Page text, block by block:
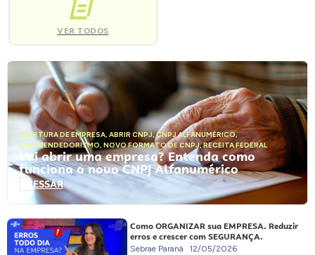
VER TODOS
ABERTURA DE EMPRESA, ABRIR CNPJ,CNPJ ALFANUMÉRICO,
EMPREENDEDORISMO, NOVO FORMATO DE CNPJ,RECEITA FEDERAL
Vai abrir uma empresa? Entenda como
funciona o novo CNPJ Alfanumérico
ACESSAR
Como ORGANIZAR sua EMPRESA. Reduzir
erros e crescer com SEGURANÇA.
Sebrae Paraná 12/05/2026